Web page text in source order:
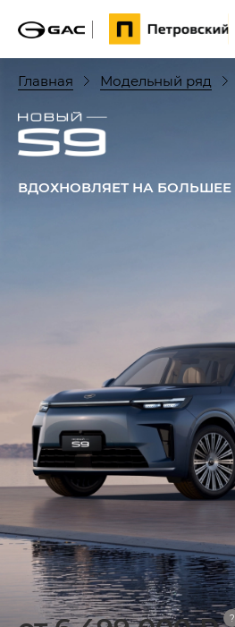
Главная Модельный ряд
ВДОХНОВЛЯЕТ НА БОЛЬШЕЕ
?